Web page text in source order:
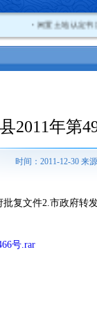
闲置土地认定书
2011年第
时间：2011-12-30 来
复文件2.市政府转
号.rar